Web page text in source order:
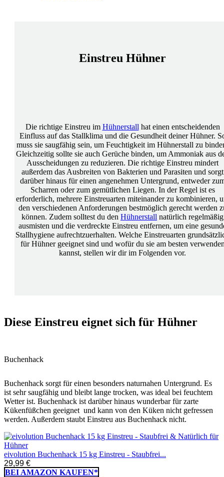
Einstreu Hühner
Die richtige Einstreu im Hühnerstall hat einen entscheidenden
Einfluss auf das Stallklima und die Gesundheit deiner Hühner.
muss sie saugfähig sein, um Feuchtigkeit im Hühnerstall zu
Gleichzeitig sollte sie auch Gerüche binden, um Ammoniak aus
Ausscheidungen zu reduzieren. Die richtige Einstreu mindert
außerdem das Ausbreiten von Bakterien und Parasiten und sorgt
darüber hinaus für einen angenehmen Untergrund, entweder
Scharren oder zum gemütlichen Liegen. In der Regel ist es
erforderlich, mehrere Einstreuarten miteinander zu kombinieren,
den verschiedenen Anforderungen bestmöglich gerecht werden
können. Zudem solltest du den Hühnerstall natürlich regelmäßig
ausmisten und die verdreckte Einstreu entfernen, um eine
Stallhygiene aufrechtzuerhalten. Welche Einstreuarten
für Hühner geeignet sind und wofür du sie am besten
kannst, stellen wir dir im Folgenden vor.
Diese Einstreu eignet sich für Hühner
Buchenhack
Buchenhack sorgt für einen besonders naturnahen Untergrund. Es
ist sehr saugfähig und bleibt lange trocken, was ideal bei feuchtem
Wetter ist. Buchenhack ist darüber hinaus wunderbar für zarte
Kükenfüßchen geeignet und kann von den Küken nicht gefressen
werden. Außerdem staubt Einstreu aus Buchenhack nicht.
eivolution Buchenhack 15 kg Einstreu - Staubfrei...
29,99 €
BEI AMAZON KAUFEN*